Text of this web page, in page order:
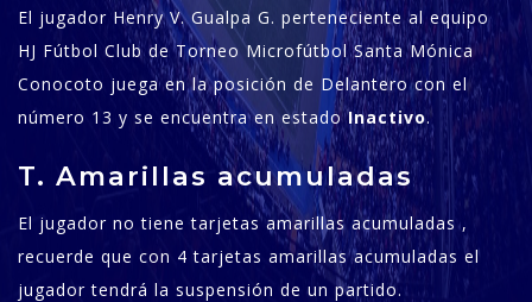
El jugador Henry V. Gualpa G. perteneciente al equipo
HJ Fútbol Club de Torneo Microfútbol Santa Mónica
Conocoto juega en la posición de Delantero con el
número 13 y se encuentra en estadoInactivo.
T. Amarillas acumuladas
El jugador no tiene tarjetas amarillas acumuladas ,
recuerde que con 4 tarjetas amarillas acumuladas el
jugador tendrá la suspensión de un partido.